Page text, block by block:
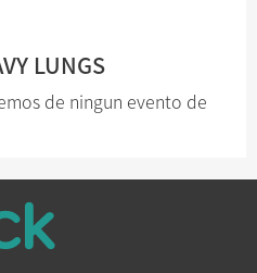
LUNGS
de ningun evento de